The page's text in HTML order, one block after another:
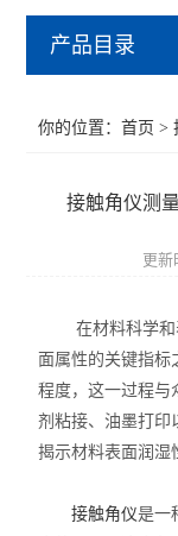
产品目录
三坐标测量
光学类仪器
环境试验箱
材料试验机
你的位置：首页 >
接触角仪测
更新
在材料科学和表
面属性的关键指标
程度，这一过程与
剂粘接、油墨打印
揭示材料表面润湿
接触角仪是一